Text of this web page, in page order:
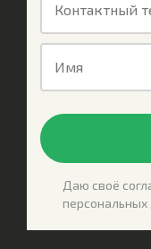
Контактный
Имя
Даю своё
персональных